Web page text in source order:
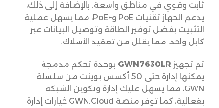
ثابت وقوي في مناطق واسعة. بالإضافة إلى ذلك،
يدعم الجهاز تقنيات PoE و+PoE، مما يسهل عملية
التثبيت بفضل توفير الطاقة وتوصيل البيانات عبر
كابل واحد، مما يقلل من تعقيد الأسلاك.
تم تجهيز GWN7630LR بوحدة تحكم مدمجة
يمكنها إدارة حتى 50 أكسس بوينت من سلسلة
GWN، مما يسهل عليك إدارة وتكوين الشبكة
بفعالية، كما توفر منصة GWN.Cloud خيارات إدارة